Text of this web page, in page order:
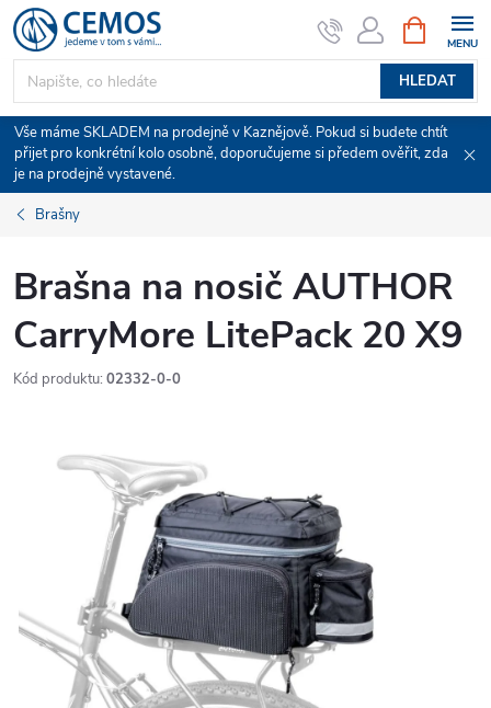
Přejít
na
obsah
HLEDAT
NÁKUPNÍ
KOŠÍK
Vše máme SKLADEM na prodejně v Kaznějově. Pokud si budete chtít
přijet pro konkrétní kolo osobně, doporučujeme si předem ověřit, zda
je na prodejně vystavené.
Brašny
Brašna na nosič AUTHOR
CarryMore LitePack 20 X9
Kód produktu: 02332-0-0